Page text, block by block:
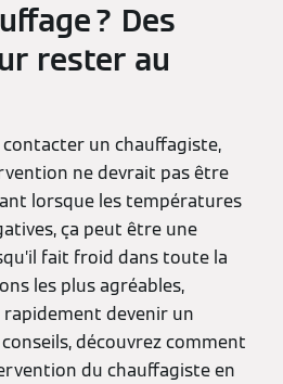
? Des
rester au
contacter un chauffagiste,
ne devrait pas être
lorsque les températures
ça peut être une
fait froid dans toute la
les plus agréables,
devenir un
découvrez comment
du chauffagiste en